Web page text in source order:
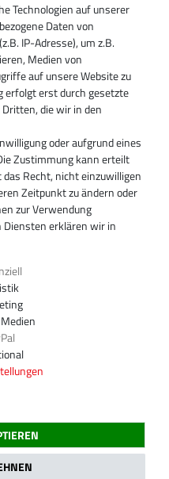
Preise inklusive gesetzlicher MwSt.
Technologien auf unserer
Daten von
IP-Adresse), um z.B.
Medien von
auf unsere Website zu
erfolgt erst durch gesetzte
die wir in den
oder aufgrund eines
Zustimmung kann erteilt
Recht, nicht einzuwilligen
Zeitpunkt zu ändern oder
zur Verwendung
Diensten erklären wir in